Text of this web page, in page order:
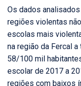
Os dados
regiões violentas
escolas mais
na região da Fercal
58/100 mil
escolar de 2017 a
regiões com baixos